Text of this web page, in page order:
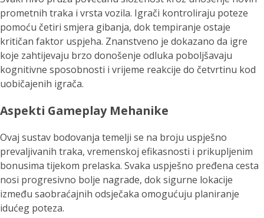
prometnih traka i vrsta vozila. Igrači kontroliraju poteze
pomoću četiri smjera gibanja, dok tempiranje ostaje
kritičan faktor uspjeha. Znanstveno je dokazano da igre
koje zahtijevaju brzo donošenje odluka poboljšavaju
kognitivne sposobnosti i vrijeme reakcije do četvrtinu kod
uobičajenih igrača.
Aspekti Gameplay Mehanike
Ovaj sustav bodovanja temelji se na broju uspješno
prevaljivanih traka, vremenskoj efikasnosti i prikupljenim
bonusima tijekom prelaska. Svaka uspješno pređena cesta
nosi progresivno bolje nagrade, dok sigurne lokacije
između saobraćajnih odsječaka omogućuju planiranje
idućeg poteza.